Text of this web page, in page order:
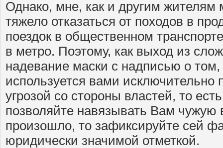
Однако, мне, как и другим жителям
тяжело отказаться от походов в
поездок в общественном
в метро. Поэтому, как выход из
надевание маски с надписью о том,
используется вами
угрозой со стороны властей, то
позволяйте навязывать Вам чужую
произошло, то зафиксируйте сей
юридически значимой отметкой.